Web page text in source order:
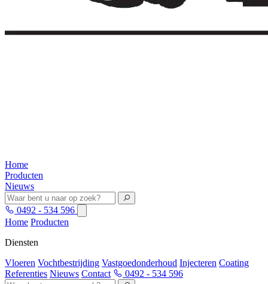
Home
Producten
Nieuws
0492 - 534 596
Home Producten
Diensten
Vloeren Vochtbestrijding Vastgoedonderhoud Injecteren Coating
Referenties Nieuws Contact 0492 - 534 596